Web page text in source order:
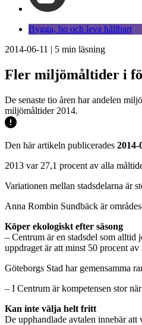
Bygga, bo och leva hållbart
2014-06-11 | 5 min läsning
Fler miljömåltider i
De senaste tio åren har andelen
miljömåltider 2014.
Den här artikeln publicerades 2014-
2013 var 27,1 procent av alla
Variationen mellan stadsdelarna är
Anna Rombin Sundbäck är
Köper ekologiskt efter säsong
– Centrum är en stadsdel som
uppdraget är att minst 50 procent
Göteborgs Stad har gemensamma
– I Centrum är kompetensen stor
Kan inte välja helt fritt
De upphandlade avtalen innebär att